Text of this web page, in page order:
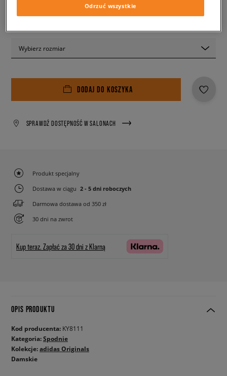
Wybierz rozmiar
DODAJ DO KOSZYKA
SPRAWDŹ DOSTĘPNOŚĆ W SALONACH
Produkt specjalny
Dostawa w ciągu 2 - 5 dni roboczych
Darmowa dostawa od 350 zł
30 dni na zwrot
Kup teraz. Zapłać za 30 dni z Klarną
OPIS PRODUKTU
Kod producenta: KY8111
Kategoria:Spodnie
Kolekcje:adidas Originals
Damskie
Odrzuć wszystkie